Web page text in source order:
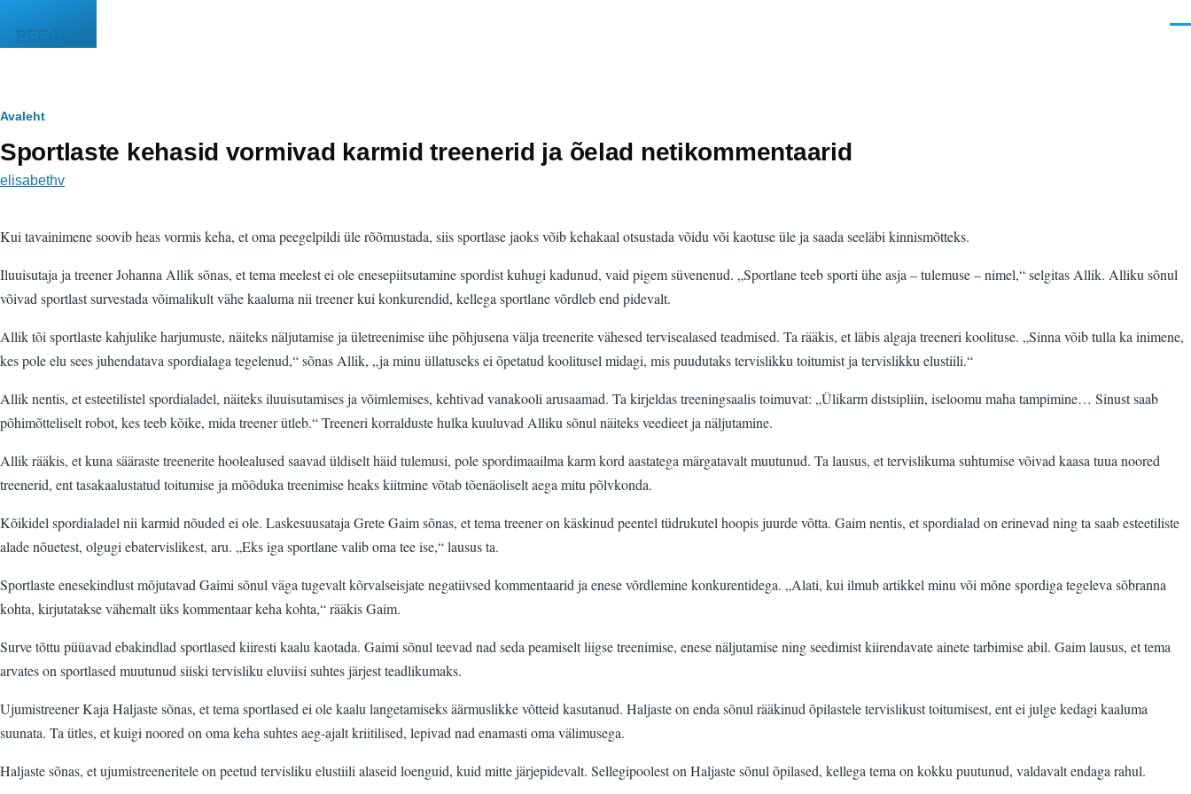
PEEGEL
Leivapuru
Avaleht
Sportlaste kehasid vormivad karmid treenerid ja õelad netikommentaarid
elisabethv
Kui tavainimene soovib heas vormis keha, et oma peegelpildi üle rõõmustada, siis sportlase jaoks võib kehakaal otsustada võidu või kaotuse üle ja saada seeläbi kinnismõtteks.
Iluuisutaja ja treener Johanna Allik sõnas, et tema meelest ei ole enesepiitsutamine spordist kuhugi kadunud, vaid pigem süvenenud. „Sportlane teeb sporti ühe asja – tulemuse – nimel,“ selgitas Allik. Alliku sõnul
võivad sportlast survestada võimalikult vähe kaaluma nii treener kui konkurendid, kellega sportlane võrdleb end pidevalt.
Allik tõi sportlaste kahjulike harjumuste, näiteks näljutamise ja ületreenimise ühe põhjusena välja treenerite vähesed tervisealased teadmised. Ta rääkis, et läbis algaja treeneri koolituse. „Sinna võib tulla ka inimene,
kes pole elu sees juhendatava spordialaga tegelenud,“ sõnas Allik, „ja minu üllatuseks ei õpetatud koolitusel midagi, mis puudutaks tervislikku toitumist ja tervislikku elustiili.“
Allik nentis, et esteetilistel spordialadel, näiteks iluuisutamises ja võimlemises, kehtivad vanakooli arusaamad. Ta kirjeldas treeningsaalis toimuvat: „Ülikarm distsipliin, iseloomu maha tampimine… Sinust saab
põhimõtteliselt robot, kes teeb kõike, mida treener ütleb.“ Treeneri korralduste hulka kuuluvad Alliku sõnul näiteks veedieet ja näljutamine.
Allik rääkis, et kuna sääraste treenerite hoolealused saavad üldiselt häid tulemusi, pole spordimaailma karm kord aastatega märgatavalt muutunud. Ta lausus, et tervislikuma suhtumise võivad kaasa tuua noored
treenerid, ent tasakaalustatud toitumise ja mõõduka treenimise heaks kiitmine võtab tõenäoliselt aega mitu põlvkonda.
Kõikidel spordialadel nii karmid nõuded ei ole. Laskesuusataja Grete Gaim sõnas, et tema treener on käskinud peentel tüdrukutel hoopis juurde võtta. Gaim nentis, et spordialad on erinevad ning ta saab esteetiliste
alade nõuetest, olgugi ebatervislikest, aru. „Eks iga sportlane valib oma tee ise,“ lausus ta.
Sportlaste enesekindlust mõjutavad Gaimi sõnul väga tugevalt kõrvalseisjate negatiivsed kommentaarid ja enese võrdlemine konkurentidega. „Alati, kui ilmub artikkel minu või mõne spordiga tegeleva sõbranna
kohta, kirjutatakse vähemalt üks kommentaar keha kohta,“ rääkis Gaim.
Surve tõttu püüavad ebakindlad sportlased kiiresti kaalu kaotada. Gaimi sõnul teevad nad seda peamiselt liigse treenimise, enese näljutamise ning seedimist kiirendavate ainete tarbimise abil. Gaim lausus, et tema
arvates on sportlased muutunud siiski tervisliku eluviisi suhtes järjest teadlikumaks.
Ujumistreener Kaja Haljaste sõnas, et tema sportlased ei ole kaalu langetamiseks äärmuslikke võtteid kasutanud. Haljaste on enda sõnul rääkinud õpilastele tervislikust toitumisest, ent ei julge kedagi kaaluma
suunata. Ta ütles, et kuigi noored on oma keha suhtes aeg-ajalt kriitilised, lepivad nad enamasti oma välimusega.
Haljaste sõnas, et ujumistreeneritele on peetud tervisliku elustiili alaseid loenguid, kuid mitte järjepidevalt. Sellegipoolest on Haljaste sõnul õpilased, kellega tema on kokku puutunud, valdavalt endaga rahul.